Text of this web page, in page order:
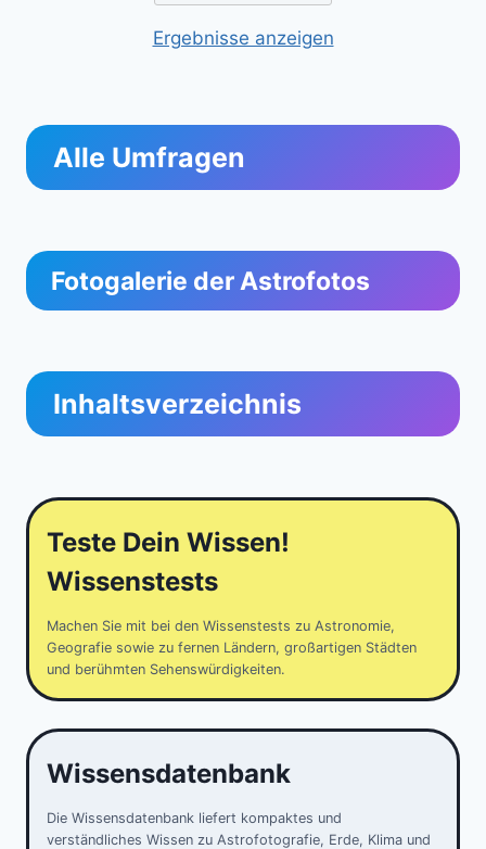
Ergebnisse anzeigen
Alle Umfragen
Fotogalerie der Astrofotos
Inhaltsverzeichnis
Teste Dein Wissen!
Wissenstests
Machen Sie mit bei den Wissenstests zu Astronomie,
Geografie sowie zu fernen Ländern, großartigen Städten
und berühmten Sehenswürdigkeiten.
Wissensdatenbank
Die Wissensdatenbank liefert kompaktes und
verständliches Wissen zu Astrofotografie, Erde, Klima und